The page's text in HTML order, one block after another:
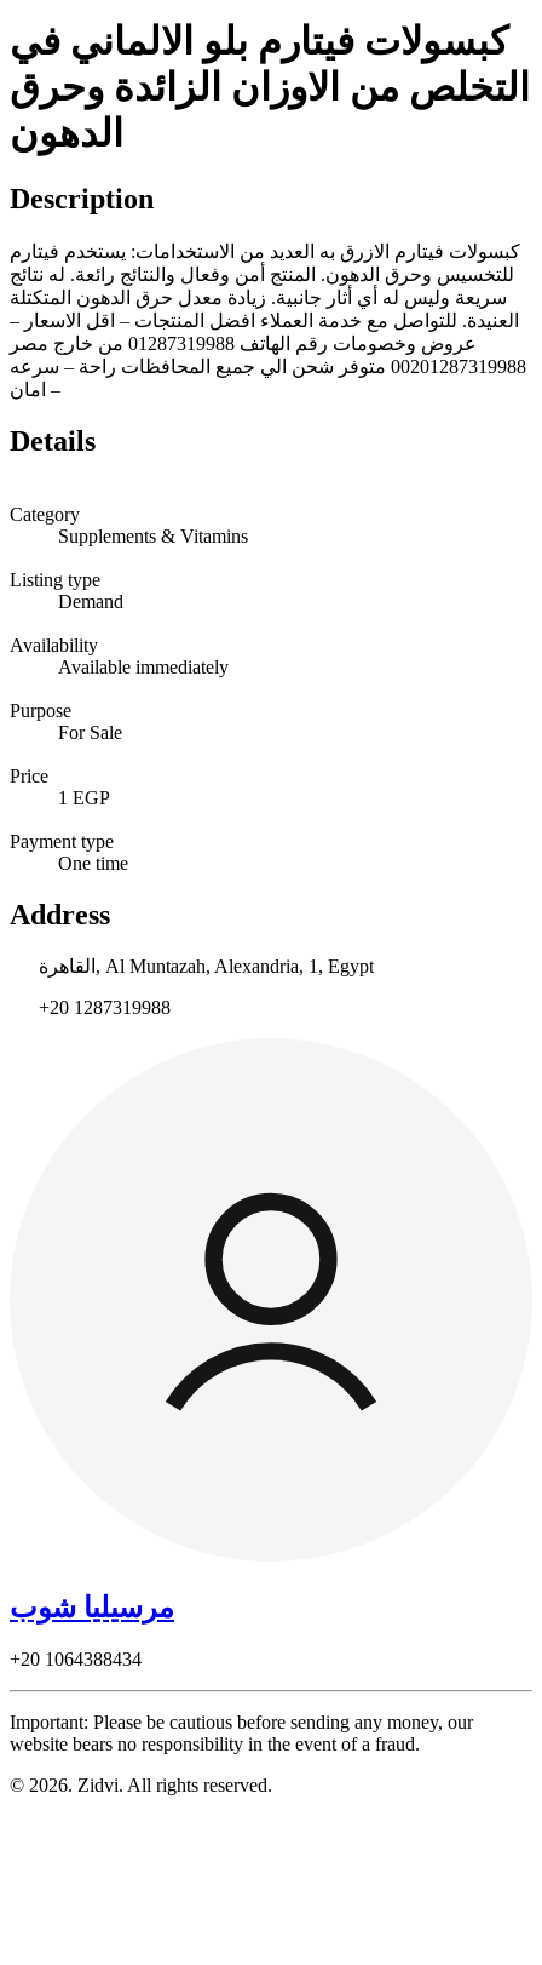
كبسولات فيتارم بلو الالماني في
التخلص من الاوزان الزائدة وحرق
الدهون
Description
كبسولات فيتارم الازرق به العديد من الاستخدامات: يستخدم فيتارم
للتخسيس وحرق الدهون. المنتج أمن وفعال والنتائج رائعة. له نتائج
سريعة وليس له أي أثار جانبية. زيادة معدل حرق الدهون المتكتلة
العنيدة. للتواصل مع خدمة العملاء افضل المنتجات – اقل الاسعار –
عروض وخصومات رقم الهاتف 01287319988 من خارج مصر
00201287319988 متوفر شحن الي جميع المحافظات راحة – سرعه
– امان
Details
Category
Supplements & Vitamins
Listing type
Demand
Availability
Available immediately
Purpose
For Sale
Price
1 EGP
Payment type
One time
Address
القاهرة, Al Muntazah, Alexandria, 1, Egypt
+20 1287319988
مرسيليا شوب
+20 1064388434
Important: Please be cautious before sending any money, our
website bears no responsibility in the event of a fraud.
© 2026. Zidvi. All rights reserved.